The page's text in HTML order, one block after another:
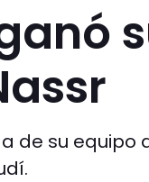
de su equipo